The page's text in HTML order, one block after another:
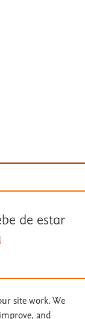
en Twitter
para recibir
y
los de minería
de estar
site work. We
and